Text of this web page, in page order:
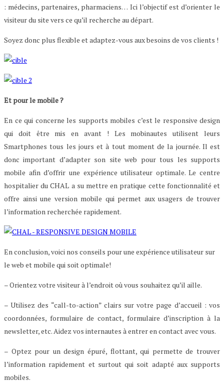
: médecins, partenaires, pharmaciens… Ici l’objectif est d’orienter le
visiteur du site vers ce qu’il recherche au départ.
Soyez donc plus flexible et adaptez-vous aux besoins de vos clients !
Et pour le mobile ?
En ce qui concerne les supports mobiles c’est le responsive design
qui doit être mis en avant ! Les mobinautes utilisent leurs
Smartphones tous les jours et à tout moment de la journée. Il est
donc important d’adapter son site web pour tous les supports
mobile afin d’offrir une expérience utilisateur optimale. Le centre
hospitalier du CHAL a su mettre en pratique cette fonctionnalité et
offre ainsi une version mobile qui permet aux usagers de trouver
l’information recherchée rapidement.
En conclusion, voici nos conseils pour une expérience utilisateur sur
le web et mobile qui soit optimale!
– Orientez votre visiteur à l’endroit où vous souhaitez qu’il aille.
– Utilisez des “call-to-action” clairs sur votre page d’accueil : vos
coordonnées, formulaire de contact, formulaire d’inscription à la
newsletter, etc. Aidez vos internautes à entrer en contact avec vous.
– Optez pour un design épuré, flottant, qui permette de trouver
l’information rapidement et surtout qui soit adapté aux supports
mobiles.